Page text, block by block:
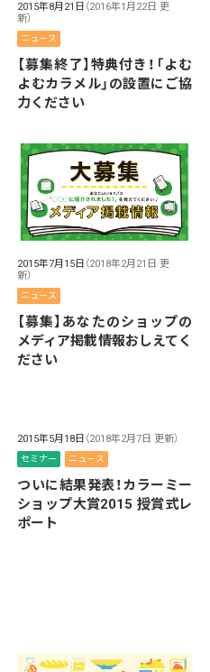
2015年8月21日 （2016年1月22日 更
新）
ニュース
【募集終了】特典付き！「よむ
よむカラメル」の設置にご協
力ください
2015年7月15日 （2018年2月21日 更
新）
ニュース
【募集】あなたのショップの
メディア掲載情報おしえてく
ださい
2015年5月18日 （2018年2月7日 更新）
セミナー ニュース
ついに結果発表！カラーミー
ショップ大賞2015 授賞式レ
ポート